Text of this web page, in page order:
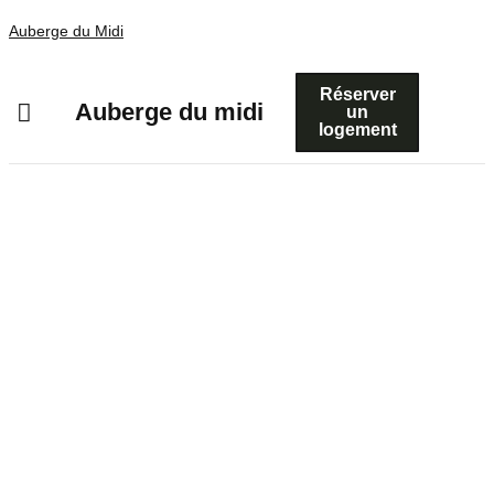
Auberge du Midi
Auberge du midi
Réserver
un
logement